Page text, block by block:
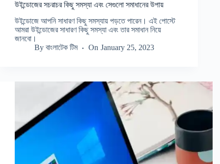
উইন্ডোজের সচরাচর কিছু সমস্যা এবং সেগুলো সমাধানের উপায়
উইন্ডোজে আপনি সাধারণ কিছু সমস্যায় পড়তে পারেন। এই পোস্টে
আমরা উইন্ডোজের সাধারণ কিছু সমস্যা এবং তার সমাধান নিয়ে
জানবো।
By বাংলাটেক টিম On January 25, 2023